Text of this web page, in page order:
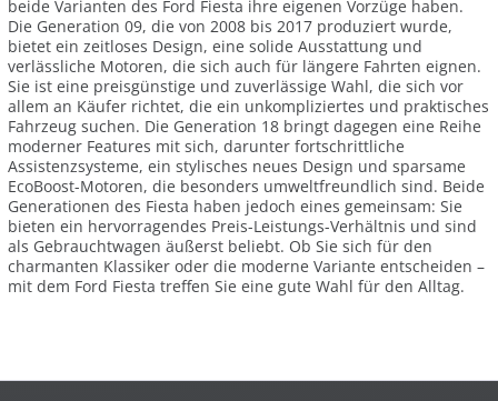
beide Varianten des Ford Fiesta ihre eigenen Vorzüge haben.
Die Generation 09, die von 2008 bis 2017 produziert wurde,
bietet ein zeitloses Design, eine solide Ausstattung und
verlässliche Motoren, die sich auch für längere Fahrten eignen.
Sie ist eine preisgünstige und zuverlässige Wahl, die sich vor
allem an Käufer richtet, die ein unkompliziertes und praktisches
Fahrzeug suchen. Die Generation 18 bringt dagegen eine Reihe
moderner Features mit sich, darunter fortschrittliche
Assistenzsysteme, ein stylisches neues Design und sparsame
EcoBoost-Motoren, die besonders umweltfreundlich sind. Beide
Generationen des Fiesta haben jedoch eines gemeinsam: Sie
bieten ein hervorragendes Preis-Leistungs-Verhältnis und sind
als Gebrauchtwagen äußerst beliebt. Ob Sie sich für den
charmanten Klassiker oder die moderne Variante entscheiden –
mit dem Ford Fiesta treffen Sie eine gute Wahl für den Alltag.